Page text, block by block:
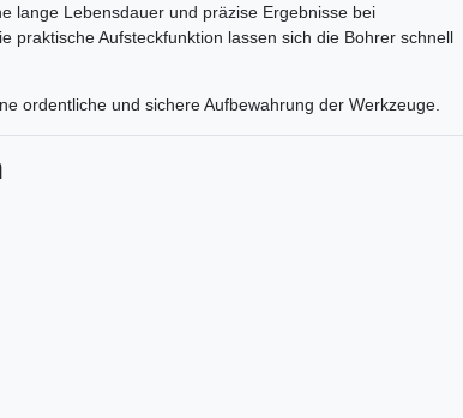
lange Lebensdauer und präzise Ergebnisse bei
praktische Aufsteckfunktion lassen sich die Bohrer schnell
ordentliche und sichere Aufbewahrung der Werkzeuge.